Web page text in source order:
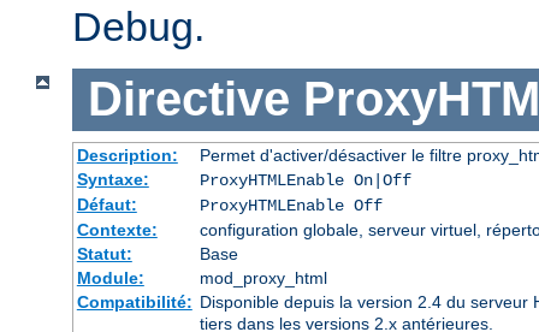
Debug.
Directive
Description:
Permet d'activer/désactiver le filtre
Syntaxe:
ProxyHTMLEnable On|Off
Défaut:
ProxyHTMLEnable Off
Contexte:
configuration globale, serveur virtuel,
Statut:
Base
Module:
mod_proxy_html
Compatibilité: Disponible depuis la version 2.4 du serveur
tiers dans les versions 2.x antérieures.